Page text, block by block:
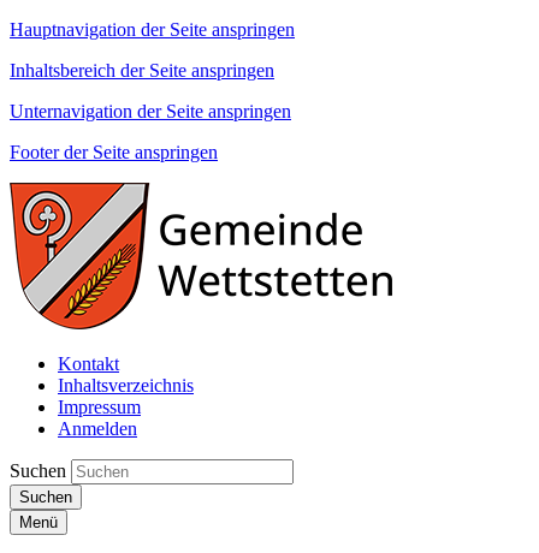
Hauptnavigation der Seite anspringen
Inhaltsbereich der Seite anspringen
Unternavigation der Seite anspringen
Footer der Seite anspringen
Kontakt
Inhaltsverzeichnis
Impressum
Anmelden
Suchen
Suchen
Menü